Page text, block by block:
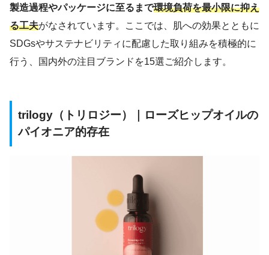
製造過程やパッケージに至るまで環境負荷を最小限に抑え
る工夫がなされています。ここでは、肌への効果とともに
SDGsやサステナビリティに配慮した取り組みを積極的に
行う、国内外の注目ブランドを15選ご紹介します。
trilogy（トリロジー）｜ローズヒップオイルの
パイオニア的存在